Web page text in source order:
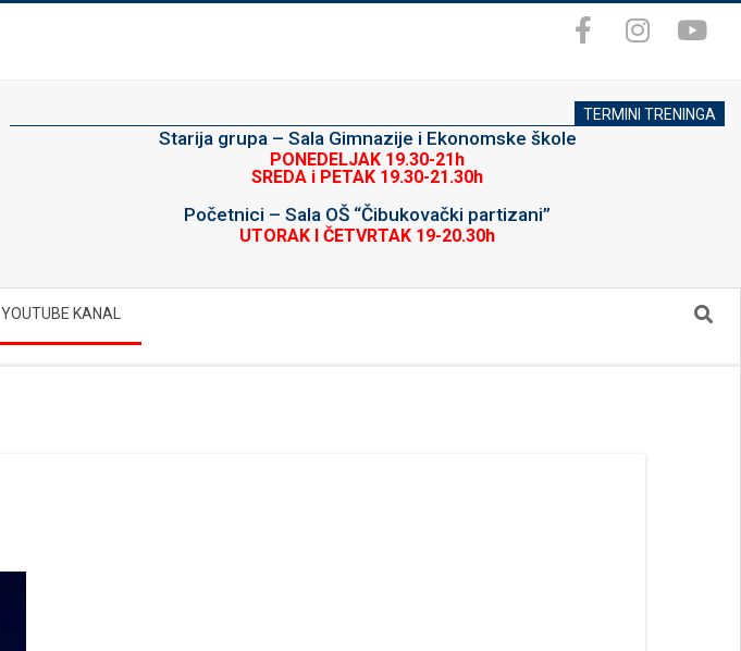
TERMINI TRENINGA
Starija grupa – Sala Gimnazije i Ekonomske škole
PONEDELJAK 19.30-21h
SREDA i PETAK 19.30-21.30h
Početnici – Sala OŠ “Čibukovački partizani”
UTORAK I ČETVRTAK 19-20.30h
YOUTUBE KANAL Search